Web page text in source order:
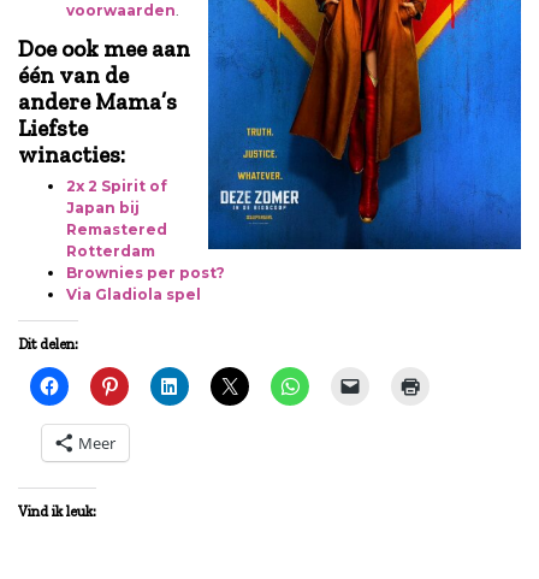
voorwaarden.
Doe ook mee aan
één van de
andere Mama’s
Liefste
winacties:
2x 2 Spirit of
Japan bij
Remastered
Rotterdam
Brownies per post?
Via Gladiola spel
Dit delen:
Meer
Vind ik leuk: